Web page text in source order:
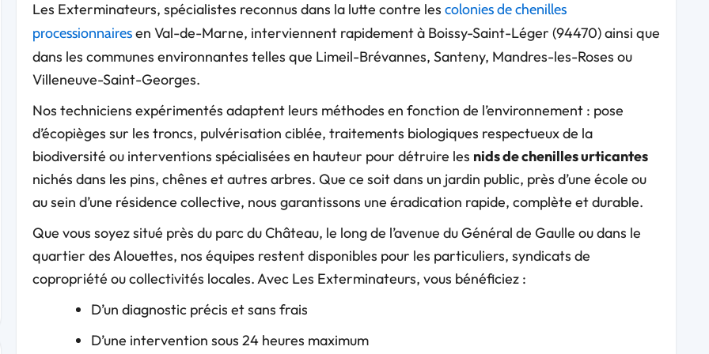
Les Exterminateurs, spécialistes reconnus dans la lutte contre les colonies de chenilles
processionnairesen Val-de-Marne, interviennent rapidement à Boissy-Saint-Léger (94470) ainsi que
dans les communes environnantes telles que Limeil-Brévannes, Santeny, Mandres-les-Roses ou
Villeneuve-Saint-Georges.
Nos techniciens expérimentés adaptent leurs méthodes en fonction de l’environnement : pose
d’écopièges sur les troncs, pulvérisation ciblée, traitements biologiques respectueux de la
biodiversité ou interventions spécialisées en hauteur pour détruire les nids de chenilles urticantes
nichés dans les pins, chênes et autres arbres. Que ce soit dans un jardin public, près d’une école ou
au sein d’une résidence collective, nous garantissons une éradication rapide, complète et durable.
Que vous soyez situé près du parc du Château, le long de l’avenue du Général de Gaulle ou dans le
quartier des Alouettes, nos équipes restent disponibles pour les particuliers, syndicats de
copropriété ou collectivités locales. Avec Les Exterminateurs, vous bénéficiez :
D’un diagnostic précis et sans frais
D’une intervention sous 24 heures maximum